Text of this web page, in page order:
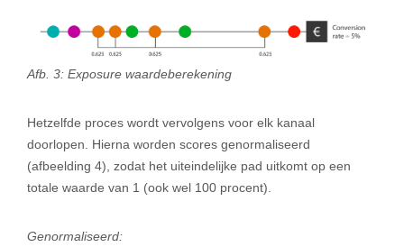
Afb. 3: Exposure waardeberekening
Hetzelfde proces wordt vervolgens voor elk kanaal
doorlopen. Hierna worden scores genormaliseerd
(afbeelding 4), zodat het uiteindelijke pad uitkomt op een
totale waarde van 1 (ook wel 100 procent).
Genormaliseerd: